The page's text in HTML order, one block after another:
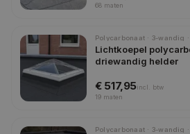
68 maten
Polycarbonaat · 3-wandig
Lichtkoepel
driewandig helder
€ 517,95incl.
btw
19 maten
Polycarbonaat · 3-wandig